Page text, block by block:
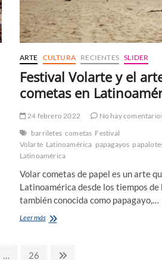
ARTE CULTURA RECIENTES SLIDER
Festival Volarte y el
cometas en
24 febrero 2022
No hay
barriletes cometas Festival
Volarte Latinoamérica papagayos
Latinoamérica
Volar cometas de papel es un arte
Latinoamérica desde los tiempos de
también conocida como papagayo,…
Leer másFestival
… Página
26
Página